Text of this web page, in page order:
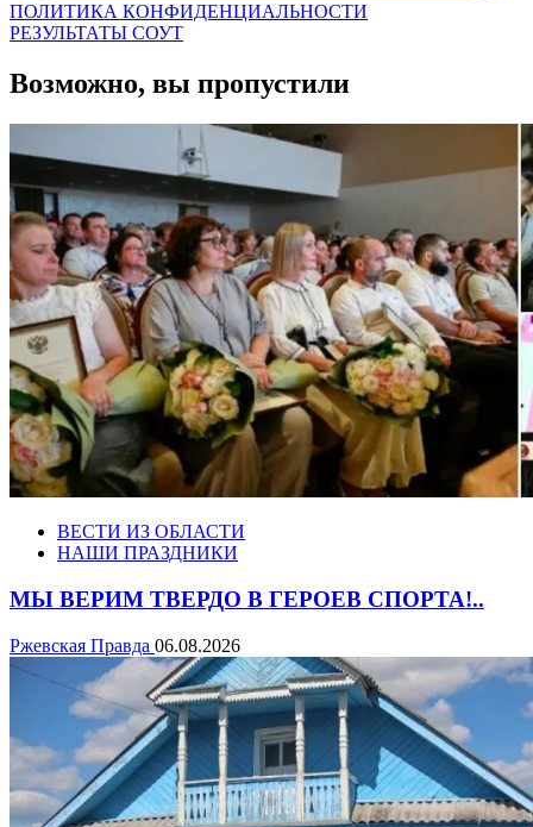
ПОЛИТИКА КОНФИДЕНЦИАЛЬНОСТИ
РЕЗУЛЬТАТЫ СОУТ
Возможно, вы пропустили
ВЕСТИ ИЗ ОБЛАСТИ
НАШИ ПРАЗДНИКИ
МЫ ВЕРИМ ТВЕРДО В ГЕРОЕВ СПОРТА!..
Ржевская Правда 06.08.2026